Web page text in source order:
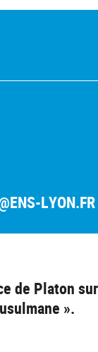
LYON.FR
de Platon
».